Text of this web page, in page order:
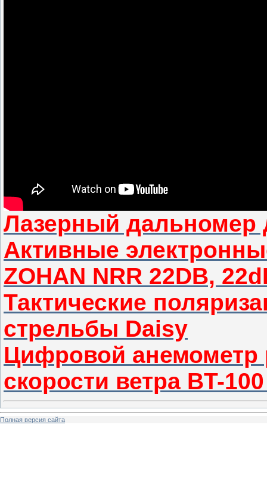
Лазерный дальномер
Активные
ZOHAN NRR 22DB,
Тактические
стрельбы Daisy
Цифровой анемометр
скорости ветра BT-
Полная версия сайта